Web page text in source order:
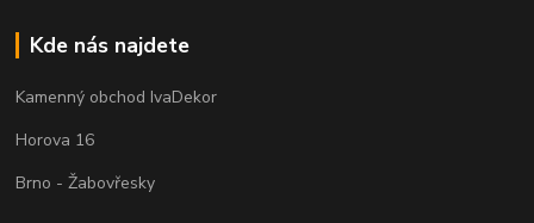
Kde nás najdete
Kamenný obchod IvaDekor
Horova 16
Brno - Žabovřesky